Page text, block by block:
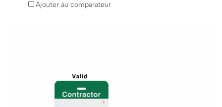
Ajouter au comparateur